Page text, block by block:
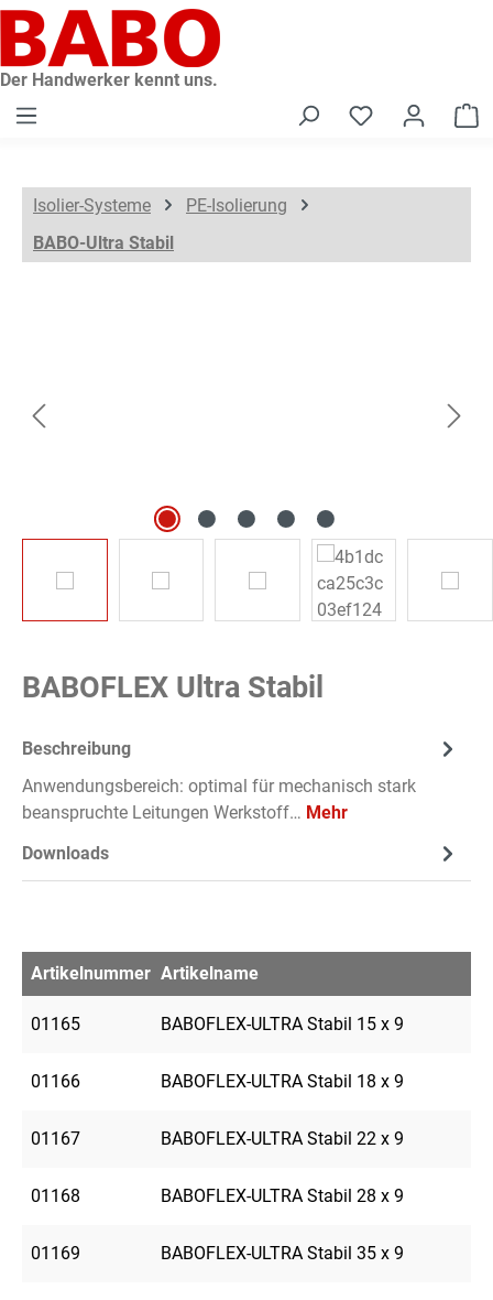
springen
Der Handwerker kennt uns.
Isolier-Systeme
PE-Isolierung
BABO-Ultra Stabil
BABOFLEX Ultra Stabil
Beschreibung
Anwendungsbereich: optimal für mechanisch stark
beanspruchte Leitungen Werkstoff… Mehr
Downloads
Artikelnummer Artikelname
01165 BABOFLEX-ULTRA Stabil 15 x 9
01166 BABOFLEX-ULTRA Stabil 18 x 9
01167 BABOFLEX-ULTRA Stabil 22 x 9
01168 BABOFLEX-ULTRA Stabil 28 x 9
01169 BABOFLEX-ULTRA Stabil 35 x 9